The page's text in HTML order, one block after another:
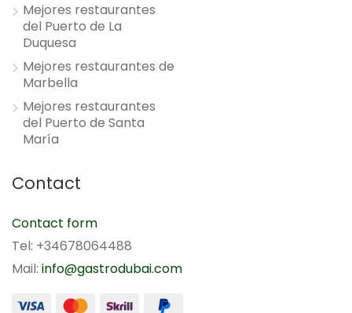
Mejores restaurantes
del Puerto de La
Duquesa
Mejores restaurantes de
Marbella
Mejores restaurantes
del Puerto de Santa
María
Contact
Contact form
Tel: +34678064488
Mail: info@gastrodubai.com